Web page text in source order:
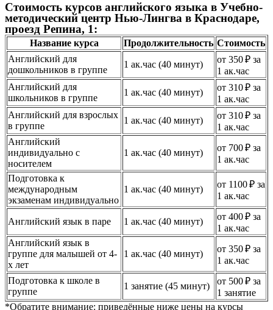
Стоимость курсов английского языка в Учебно-
методический центр Нью-Лингва в Краснодаре,
проезд Репина, 1:
Название курса Продолжительность Стоимость
Английский для
дошкольников в группе
1 ак.час (40 минут)
от 350 ₽ за
1 ак.час
Английский для
школьников в группе
1 ак.час (40 минут)
от 310 ₽ за
1 ак.час
Английский для взрослых
в группе
1 ак.час (40 минут)
от 310 ₽ за
1 ак.час
Английский
индивидуально с
носителем
1 ак.час (40 минут)
от 700 ₽ за
1 ак.час
Подготовка к
международным
экзаменам индивидуально
1 ак.час (40 минут)
от 1100 ₽ за
1 ак.час
Английский язык в паре 1 ак.час (40 минут)
от 400 ₽ за
1 ак.час
Английский язык в
группе для малышей от 4-
х лет
1 ак.час (40 минут)
от 350 ₽ за
1 ак.час
Подготовка к школе в
группе
1 занятие (45 минут)
от 500 ₽ за
1 занятие
*Обратите внимание: приведённые ниже цены на курсы